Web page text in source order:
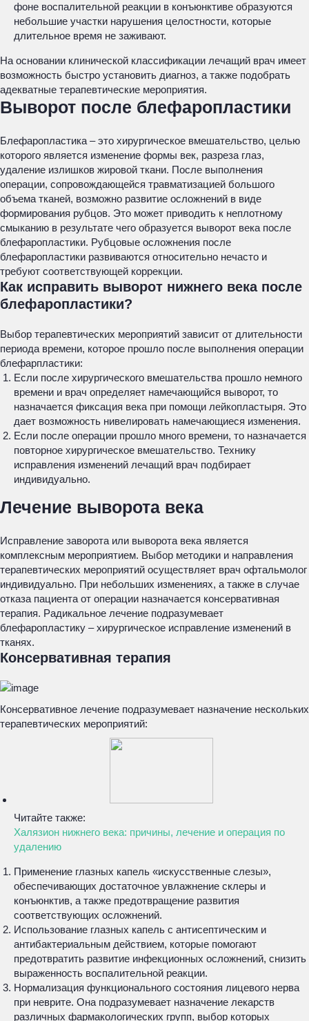
фоне воспалительной реакции в конъюнктиве образуются
небольшие участки нарушения целостности, которые
длительное время не заживают.
На основании клинической классификации лечащий врач имеет
возможность быстро установить диагноз, а также подобрать
адекватные терапевтические мероприятия.
Выворот после блефаропластики
Блефаропластика – это хирургическое вмешательство, целью
которого является изменение формы век, разреза глаз,
удаление излишков жировой ткани. После выполнения
операции, сопровождающейся травматизацией большого
объема тканей, возможно развитие осложнений в виде
формирования рубцов. Это может приводить к неплотному
смыканию в результате чего образуется выворот века после
блефаропластики. Рубцовые осложнения после
блефаропластики развиваются относительно нечасто и
требуют соответствующей коррекции.
Как исправить выворот нижнего века после
блефаропластики?
Выбор терапевтических мероприятий зависит от длительности
периода времени, которое прошло после выполнения операции
блефарпластики:
Если после хирургического вмешательства прошло немного
времени и врач определяет намечающийся выворот, то
назначается фиксация века при помощи лейкопластыря. Это
дает возможность нивелировать намечающиеся изменения.
Если после операции прошло много времени, то назначается
повторное хирургическое вмешательство. Технику
исправления изменений лечащий врач подбирает
индивидуально.
Лечение выворота века
Исправление заворота или выворота века является
комплексным мероприятием. Выбор методики и направления
терапевтических мероприятий осуществляет врач офтальмолог
индивидуально. При небольших изменениях, а также в случае
отказа пациента от операции назначается консервативная
терапия. Радикальное лечение подразумевает
блефаропластику – хирургическое исправление изменений в
тканях.
Консервативная терапия
Консервативное лечение подразумевает назначение нескольких
терапевтических мероприятий:
Читайте также:
Халязион нижнего века: причины, лечение и операция по
удалению
Применение глазных капель «искусственные слезы»,
обеспечивающих достаточное увлажнение склеры и
конъюнктив, а также предотвращение развития
соответствующих осложнений.
Использование глазных капель с антисептическим и
антибактериальным действием, которые помогают
предотвратить развитие инфекционных осложнений, снизить
выраженность воспалительной реакции.
Нормализация функционального состояния лицевого нерва
при неврите. Она подразумевает назначение лекарств
различных фармакологических групп, выбор которых